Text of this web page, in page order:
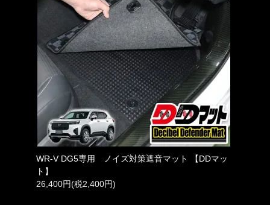
WR-V DG5専用 ノイズ対策遮音マット 【DDマッ
ト】
26,400円(税2,400円)